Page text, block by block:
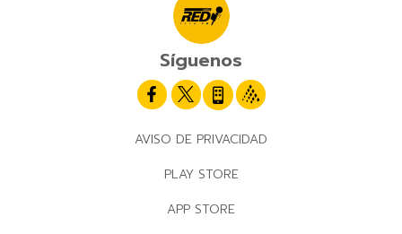
Síguenos
AVISO DE PRIVACIDAD
PLAY STORE
APP STORE